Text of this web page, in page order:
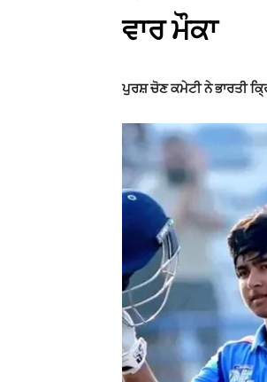
ਵਾਰ ਮੌਕਾ
ਪੁਰਸ਼ ਚੋਣ ਕਮੇਟੀ ਨੇ ਭਾਰਤੀ